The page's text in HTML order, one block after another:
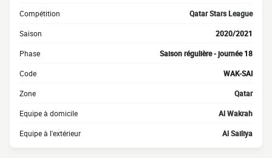
Compétition Qatar Stars League
Saison 2020/2021
Phase Saison régulière - journée 18
Code WAK-SAI
Zone Qatar
Equipe à domicile Al Wakrah
Equipe à l'extérieur Al Sailiya